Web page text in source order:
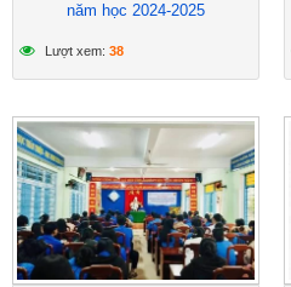
năm học 2024-2025
Lượt xem: 38